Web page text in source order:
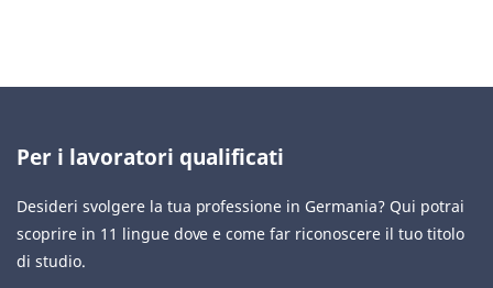
Per i lavoratori qualificati
Desideri svolgere la tua professione in Germania? Qui potrai
scoprire in 11 lingue dove e come far riconoscere il tuo titolo
di studio.